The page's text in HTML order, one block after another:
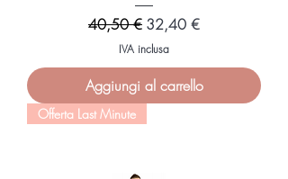
Prezzo regolare
40,50 € Prezzo scontato
32,40 €
IVA inclusa
Aggiungi al carrello
Offerta Last Minute